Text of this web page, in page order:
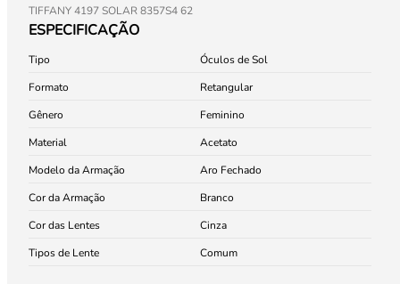
TIFFANY 4197 SOLAR 8357S4 62
ESPECIFICAÇÃO
Tipo
Óculos de Sol
Formato
Retangular
Gênero
Feminino
Material
Acetato
Modelo da Armação
Aro Fechado
Cor da Armação
Branco
Cor das Lentes
Cinza
Tipos de Lente
Comum